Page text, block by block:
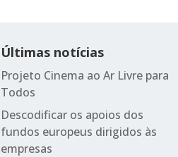
Últimas notícias
Projeto Cinema ao Ar Livre para
Todos
Descodificar os apoios dos
fundos europeus dirigidos às
empresas